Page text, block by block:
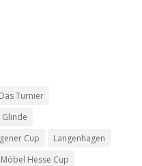
Das Turnier
Glinde
Cup
Langenhagen
Möbel Hesse Cup